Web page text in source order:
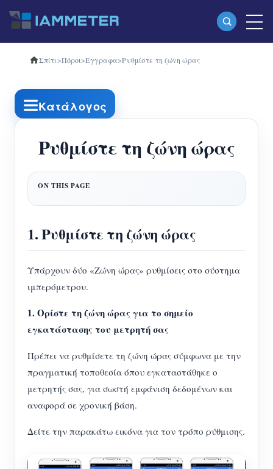
Προϊόντα
Μονοφασικός μετρητής ενέργειας Wi-Fi
(WEM3080)
Τριφασικός μετρητής ενέργειας Wi-Fi
(WEM3080T)
Τριφασικός μετρητής ενέργειας Wi-Fi
(WEM3046T)
Τριφασικός μετρητής ενέργειας Wi-Fi
(WEM3050T)
Ελεγκτής ισχύος WiFi
Υπηρεσία αυτο-φιλοξενίας
IAMMETER Simulator
Εικονικός μετρητής
Ενέργειας
Σπίτι>Πόροι>Εγγραφα>Ρυθμίστε τη ζώνη ώρας
Κατάλογος
Ρυθμίστε τη ζώνη ώρας
1. Ρυθμίστε τη ζώνη ώρας
Υπάρχουν δύο «Ζώνη ώρας» ρυθμίσεις στο σύστημα
ιμπερόμετρου.
1. Ορίστε τη ζώνη ώρας για το σημείο
εγκατάστασης του μετρητή σας
Πρέπει να ρυθμίσετε τη ζώνη ώρας σύμφωνα με την
πραγματική τοποθεσία όπου εγκαταστάθηκε ο
μετρητής σας, για σωστή εμφάνιση δεδομένων και
αναφορά σε χρονική βάση.
Δείτε την παρακάτω εικόνα για τον τρόπο ρύθμισης.